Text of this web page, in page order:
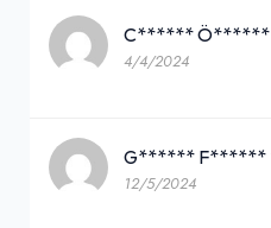
C****** Ö******
4/4/2024
G****** F******
12/5/2024